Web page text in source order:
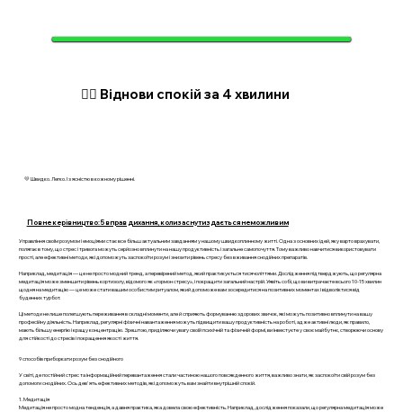
🧘‍♂️ Віднови спокій за 4 хвилини
💛 Швидко. Легко. І з ясністю в кожному рішенні.
Повне керівництво: 5 вправ дихання, коли заснути здається неможливим
Управління своїм розумом і емоціями стає все більш актуальним завданням у нашому швидкоплинному житті. Одна з основних ідей, яку варто врахувати,
полягає в тому, що стрес і тривога можуть серйозно вплинути на нашу продуктивність і загальне самопочуття. Тому важливо навчитися використовувати
прості, але ефективні методи, які допоможуть заспокоїти розум і знизити рівень стресу без вживання снодійних препаратів.
Наприклад, медитація — це не просто модний тренд, а перевірений метод, який практикується тисячоліттями. Дослідження підтверджують, що регулярна
медитація може зменшити рівень кортизолу, відомого як «гормон стресу», і покращити загальний настрій. Уявіть собі, що ви витрачаєте всього 10-15 хвилин
щодня на медитацію — це може стати вашим особистим ритуалом, який допоможе вам зосередитися на позитивних моментах і відволіктися від
буденних турбот.
Ці методи не лише полегшують переживання в складні моменти, але й сприяють формуванню здорових звичок, які можуть позитивно вплинути на вашу
професійну діяльність. Наприклад, регулярні фізичні навантаження можуть підвищити вашу продуктивність на роботі, адже активні люди, як правило,
мають більшу енергію і кращу концентрацію. Зрештою, приділяючи увагу своїй психічній та фізичній формі, ви інвестуєте у своє майбутнє, створюючи основу
для стійкості до стресів і покращення якості життя.
9 способів приборкати розум без снодійного
У світі, де постійний стрес та інформаційний перевантаження стали частиною нашого повсякденного життя, важливо знати, як заспокоїти свій розум без
допомоги снодійних. Ось дев'ять ефективних методів, які допоможуть вам знайти внутрішній спокій.
1. Медитація
Медитація не просто модна тенденція, а давня практика, яка довела свою ефективність. Наприклад, дослідження показали, що регулярна медитація може